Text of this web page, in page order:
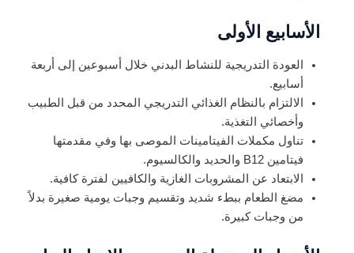
الأسابيع الأولى
العودة التدريجية للنشاط البدني خلال أسبوعين إلى أربعة
أسابيع.
الالتزام بالنظام الغذائي التدريجي المحدد من قبل الطبيب
وأخصائي التغذية.
تناول مكملات الفيتامينات الموصى بها وفي مقدمتها
فيتامين B12 والحديد والكالسيوم.
الابتعاد عن المشروبات الغازية والكافيين لفترة كافية.
مضغ الطعام ببطء شديد وتقسيم وجبات يومية صغيرة بدلاً
من وجبات كبيرة.